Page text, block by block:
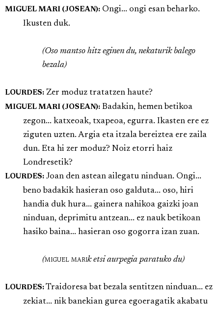
MIGUEL MARI (JOSEAN): Ongi... ongi esan beharko.
Ikusten duk.
(Oso mantso hitz eginen du, nekaturik balego
bezala)
LOURDES: Zer moduz tratatzen haute?
MIGUEL MARI (JOSEAN): Badakin, hemen betikoa
zegon... katxeoak, txapeoa, egurra. Ikasten ere ez
ziguten uzten. Argia eta itzala bereiztea ere zaila
dun. Eta hi zer moduz? Noiz etorri haiz
Londresetik?
LOURDES: Joan den astean ailegatu ninduan. Ongi...
beno badakik hasieran oso galduta... oso, hiri
handia duk hura... gainera nahikoa gaizki joan
ninduan, deprimitu antzean... ez nauk betikoan
hasiko baina... hasieran oso gogorra izan zuan.
(miguel marik etsi aurpegia paratuko du)
LOURDES: Traidoresa bat bezala sentitzen ninduan... ez
zekiat... nik banekian gurea egoeragatik akabatu